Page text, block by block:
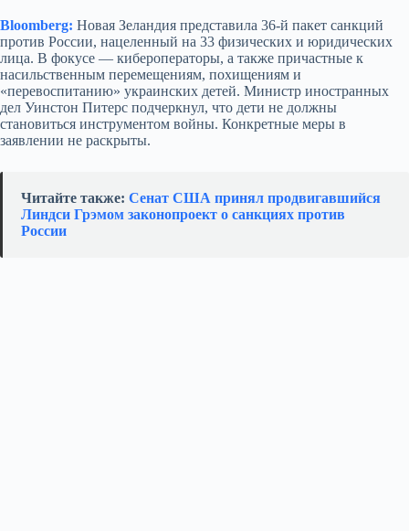
Bloomberg: Новая Зеландия представила 36-й пакет санкций
против России, нацеленный на 33 физических и юридических
лица. В фокусе — кибероператоры, а также причастные к
насильственным перемещениям, похищениям и
«перевоспитанию» украинских детей. Министр иностранных
дел Уинстон Питерс подчеркнул, что дети не должны
становиться инструментом войны. Конкретные меры в
заявлении не раскрыты.
Читайте также: Сенат США принял продвигавшийся
Линдси Грэмом законопроект о санкциях против
России